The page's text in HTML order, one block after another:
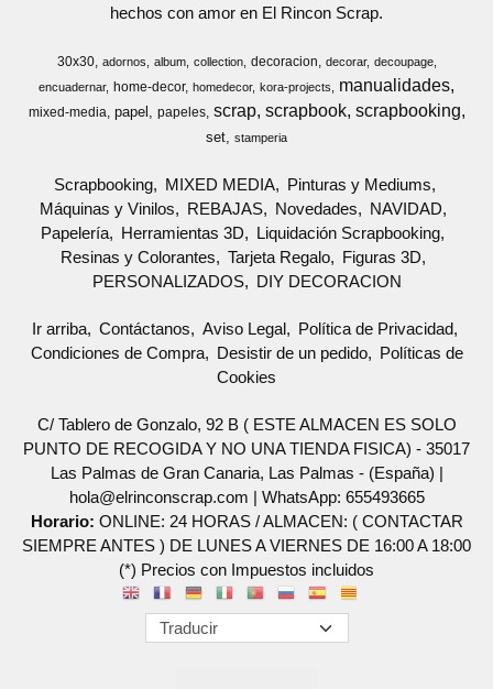
hechos con amor en El Rincon Scrap.
30x30 adornos album collection decoracion decorar
decoupage
encuadernar
home-decor homedecor kora-projects manualidades
mixed-media papel papeles scrap scrapbook scrapbooking
set stamperia
Scrapbooking MIXED MEDIA
Pinturas y Mediums
Máquinas y Vinilos
REBAJAS Novedades
NAVIDAD
Papelería
Herramientas 3D
Liquidación Scrapbooking
Resinas y Colorantes
Tarjeta Regalo
Figuras 3D
PERSONALIZADOS
DIY DECORACION
Ir arriba Contáctanos Aviso Legal
Política de Privacidad
Condiciones de Compra
Desistir de un pedido
Políticas de
Cookies
C/ Tablero de Gonzalo, 92 B ( ESTE ALMACEN ES SOLO
PUNTO DE RECOGIDA Y NO UNA TIENDA FISICA) - 35017
Las Palmas de Gran Canaria, Las Palmas - (España) |
hola@elrinconscrap.com | WhatsApp: 655493665
Horario: ONLINE: 24 HORAS / ALMACEN: ( CONTACTAR
SIEMPRE ANTES ) DE LUNES A VIERNES DE 16:00 A 18:00
(*) Precios con Impuestos incluidos